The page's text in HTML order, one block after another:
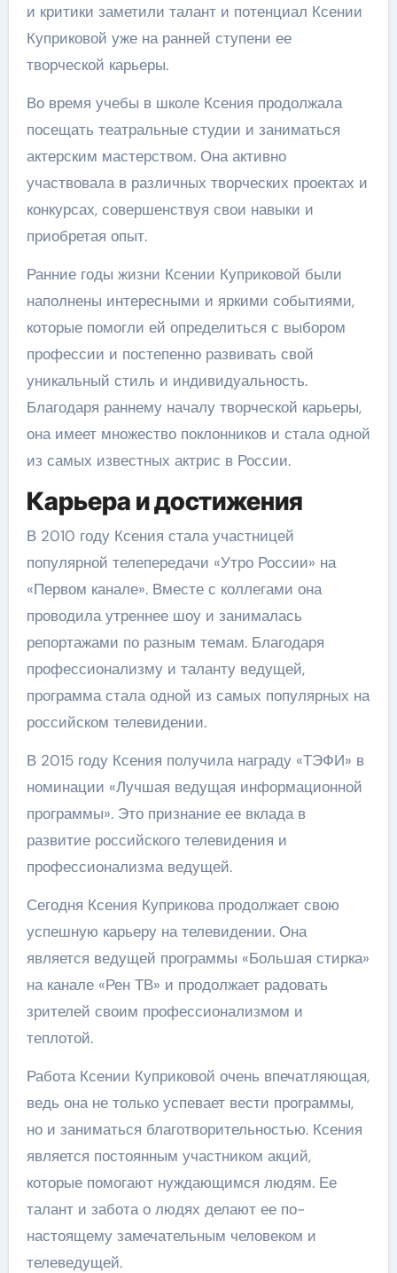
и критики заметили талант и потенциал Ксении
Куприковой уже на ранней ступени ее
творческой карьеры.
Во время учебы в школе Ксения продолжала
посещать театральные студии и заниматься
актерским мастерством. Она активно
участвовала в различных творческих проектах и
конкурсах, совершенствуя свои навыки и
приобретая опыт.
Ранние годы жизни Ксении Куприковой были
наполнены интересными и яркими событиями,
которые помогли ей определиться с выбором
профессии и постепенно развивать свой
уникальный стиль и индивидуальность.
Благодаря раннему началу творческой карьеры,
она имеет множество поклонников и стала одной
из самых известных актрис в России.
Карьера и достижения
В 2010 году Ксения стала участницей
популярной телепередачи «Утро России» на
«Первом канале». Вместе с коллегами она
проводила утреннее шоу и занималась
репортажами по разным темам. Благодаря
профессионализму и таланту ведущей,
программа стала одной из самых популярных на
российском телевидении.
В 2015 году Ксения получила награду «ТЭФИ» в
номинации «Лучшая ведущая информационной
программы». Это признание ее вклада в
развитие российского телевидения и
профессионализма ведущей.
Сегодня Ксения Куприкова продолжает свою
успешную карьеру на телевидении. Она
является ведущей программы «Большая стирка»
на канале «Рен ТВ» и продолжает радовать
зрителей своим профессионализмом и
теплотой.
Работа Ксении Куприковой очень впечатляющая,
ведь она не только успевает вести программы,
но и заниматься благотворительностью. Ксения
является постоянным участником акций,
которые помогают нуждающимся людям. Ее
талант и забота о людях делают ее по-
настоящему замечательным человеком и
телеведущей.